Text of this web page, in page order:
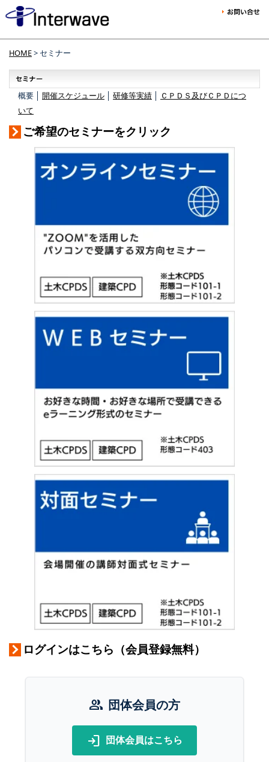
HOME> セミナー
概要 │ 開催スケジュール 研修等実績
ＣＰＤＳ及びＣＰＤにつ
いて
ご希望のセミナーをクリック
ログインはこちら（会員登録無料）
group 団体会員の方
login 団体会員はこちら